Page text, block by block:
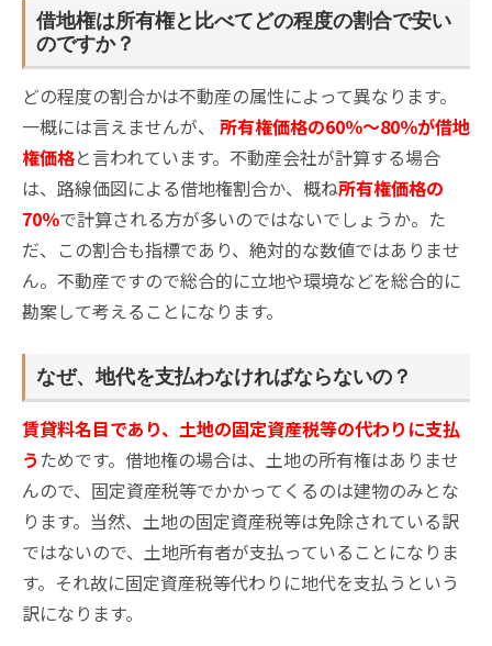
借地権は所有権と比べてどの程度の割合で安い
のですか？
どの程度の割合かは不動産の属性によって異なります。
一概には言えませんが、 所有権価格の60％～80％が借地
権価格と言われています。不動産会社が計算する場合
は、路線価図による借地権割合か、概ね所有権価格の
70％で計算される方が多いのではないでしょうか。た
だ、この割合も指標であり、絶対的な数値ではありませ
ん。不動産ですので総合的に立地や環境などを総合的に
勘案して考えることになります。
なぜ、地代を支払わなければならないの？
賃貸料名目であり、 土地の固定資産税等の代わりに支払
うためです。借地権の場合は、土地の所有権はありませ
んので、固定資産税等でかかってくるのは建物のみとな
ります。当然、土地の固定資産税等は免除されている訳
ではないので、土地所有者が支払っていることになりま
す。それ故に固定資産税等代わりに地代を支払うという
訳になります。